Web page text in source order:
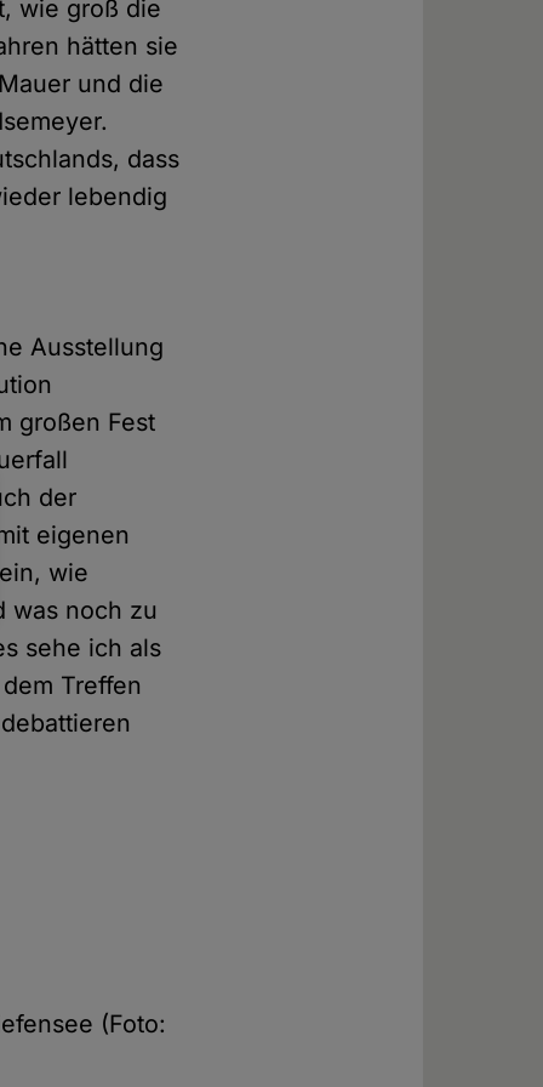
wie groß die
hätten sie
und die
dass
lebendig
Ausstellung
großen Fest
der
eigenen
wie
was noch zu
sehe ich als
Treffen
(Foto: